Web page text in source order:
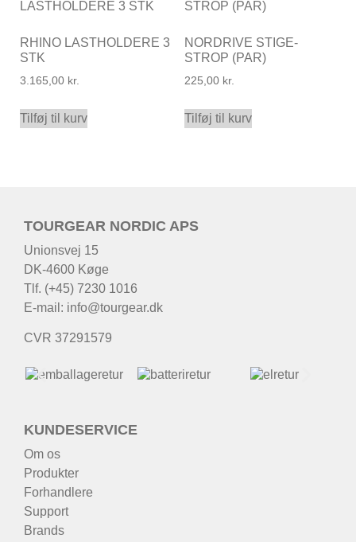
RHINO LASTHOLDERE 3
STK
3.165,00 kr.
Tilføj til kurv
NORDRIVE STIGE-
STROP (PAR)
225,00 kr.
Tilføj til kurv
TOURGEAR NORDIC APS
Unionsvej 15
DK-4600 Køge
Tlf. (+45) 7230 1016
E-mail: info@tourgear.dk
CVR 37291579
KUNDESERVICE
Om os
Produkter
Forhandlere
Support
Brands